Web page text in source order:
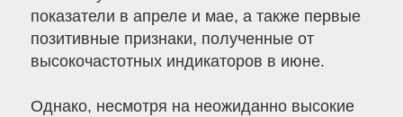
показатели в апреле и мае, а также первые
позитивные признаки, полученные от
высокочастотных индикаторов в июне.
Однако, несмотря на неожиданно высокие